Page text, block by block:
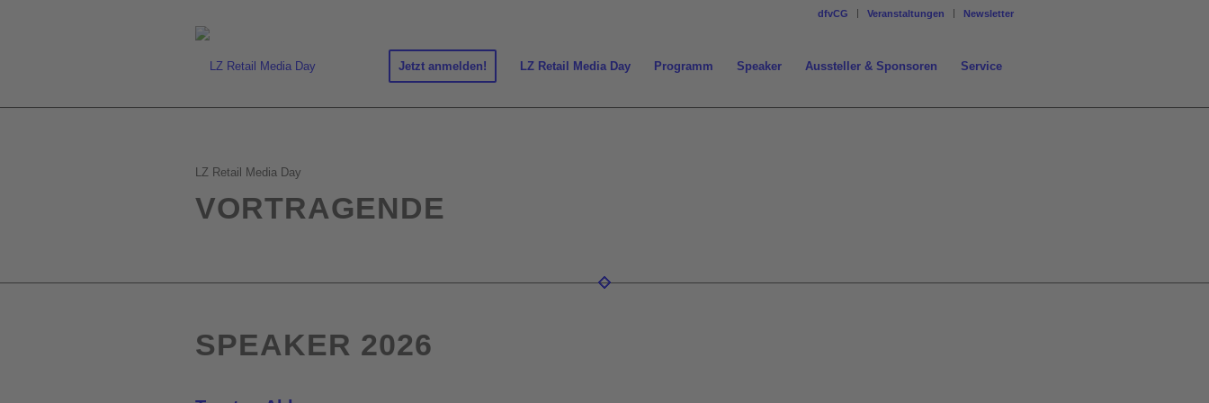
dfvCG Veranstaltungen Newsletter
Jetzt anmelden! LZ Retail Media Day Programm Speaker Aussteller & Sponsoren Service
LZ Retail Media Day
VORTRAGENDE
SPEAKER 2026